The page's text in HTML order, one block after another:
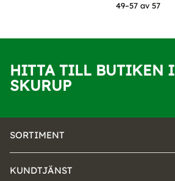
49–57av 57
HITTA TILL BUTIKEN I
SKURUP
SORTIMENT
KUNDTJÄNST